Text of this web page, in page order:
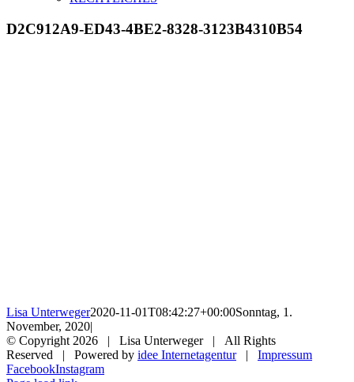
D2C912A9-ED43-4BE2-8328-3123B4310B54
Lisa Unterweger2020-11-01T08:42:27+00:00Sonntag, 1.
November, 2020|
© Copyright2026 | Lisa Unterweger | All Rights
Reserved | Powered by idee Internetagentur| Impressum
FacebookInstagram